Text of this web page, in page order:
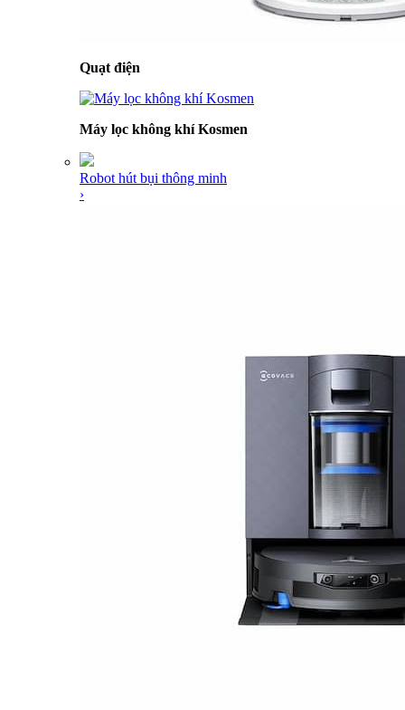
Quạt điện
Máy lọc không khí Kosmen
Robot hút bụi thông minh
›